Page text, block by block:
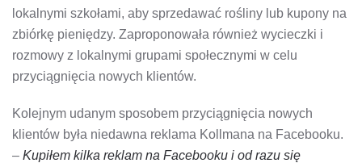
lokalnymi szkołami, aby sprzedawać rośliny lub kupony na
zbiórkę pieniędzy. Zaproponowała również wycieczki i
rozmowy z lokalnymi grupami społecznymi w celu
przyciągnięcia nowych klientów.
Kolejnym udanym sposobem przyciągnięcia nowych
klientów była niedawna reklama Kollmana na Facebooku.
– Kupiłem kilka reklam na Facebooku i od razu się